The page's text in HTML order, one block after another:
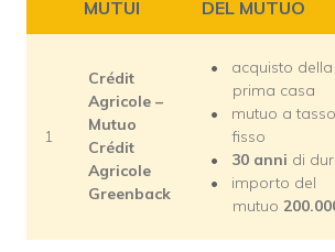
MUTUI DEL MUTUO
1
Crédit
Agricole –
Mutuo
Crédit
Agricole
Greenback
acquisto della
prima casa
mutuo a tasso
fisso
30 anni di
importo del
mutuo